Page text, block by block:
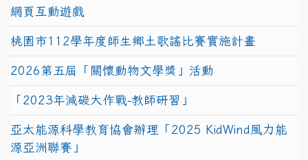
網頁互動遊戲
桃園市112學年度師生鄉土歌謠比賽實施計畫
2026第五屆「關懷動物文學獎」活動
「2023年減碳大作戰-教師研習」
亞太能源科學教育協會辦理「2025 KidWind風力能
源亞洲聯賽」